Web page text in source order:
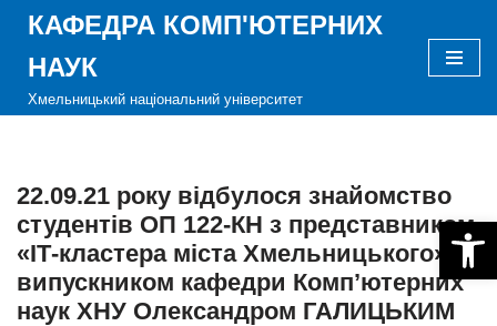
Перейти
вмісту
КАФЕДРА КОМП'ЮТЕРНИХ
НАУК
Хмельницький національний університет
22.09.21 року відбулося знайомство
студентів ОП 122-КН з представником
«ІТ-кластера міста Хмельницького»,
випускником кафедри Комп’ютерних
наук ХНУ Олександром ГАЛИЦЬКИМ